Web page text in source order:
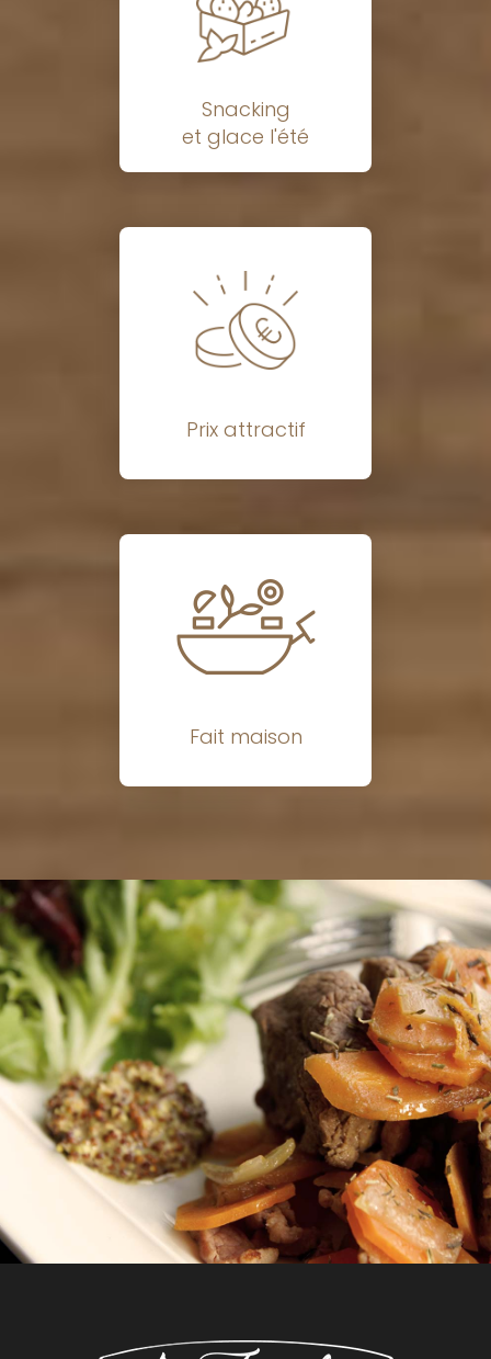
Snacking
et glace l'été
Prix attractif
Fait maison